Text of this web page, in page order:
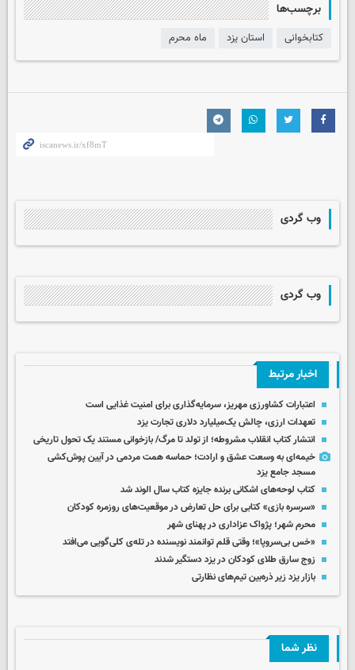
برچسب‌ها
کتابخوانی استان یزد ماه محرم
وب گردی
وب گردی
اخبار مرتبط
اعتبارات کشاورزی مهریز، سرمایه‌گذاری برای امنیت غذایی است
تعهدات ارزی، چالش یک‌میلیارد دلاری تجارت یزد
انتشار کتاب انقلاب مشروطه؛ از تولد تا مرگ/ بازخوانی مستند یک تحول تاریخی
خیمه‌ای به وسعت عشق و ارادت؛ حماسه همت مردمی در آیین پوش‌کشی
مسجد جامع یزد
کتاب لوحه‌های اشکانی برنده جایزه کتاب سال الوند شد
«سرسره بازی» کتابی برای حل تعارض در موقعیت‌های روزمره کودکان
محرم شهر؛ پژواک عزاداری در پهنای شهر
«خس بی‌سروپا»؛ وقتی قلم توانمند نویسنده در تله‌ی کلی‌گویی می‌افتد
زوج سارق طلای کودکان در یزد دستگیر شدند
بازار یزد زیر ذره‌بین تیم‌های نظارتی
نظر شما